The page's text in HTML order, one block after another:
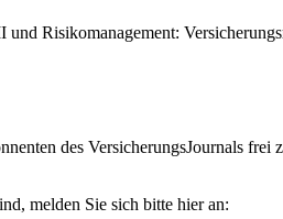
Risikomanagement:
des VersicherungsJournals
melden Sie sich bitte hier an: